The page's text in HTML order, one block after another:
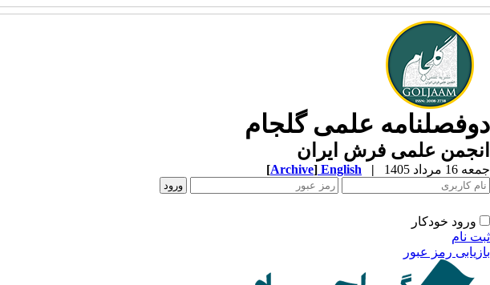
دوفصلنامه علمی گلجام
انجمن علمی فرش ایران
جمعه 16 مرداد 1405 |
English
[Archive]
ورود خودکار
ثبت نام
بازیابی رمز عبور